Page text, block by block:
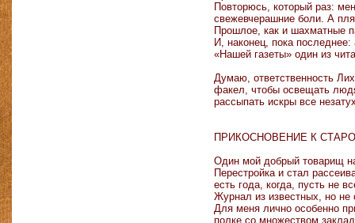
Повторюсь, который раз:
свежевчерашние боли. А
Прошлое, как и шахматные
И, наконец, пока
«Нашей газеты» один из
Думаю, ответственность
факел, чтобы освещать
рассыпать искры все
ПРИКОСНОВЕНИЕ К
Один мой добрый товарищ
Перестройка и стал
есть года, когда, пусть не
Журнал из известных, но
Для меня лично особенно
полке со множеством